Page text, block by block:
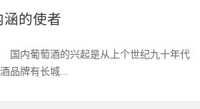
涵的使者
内葡萄酒的兴起是从上个世纪九十年代
品牌有长城...